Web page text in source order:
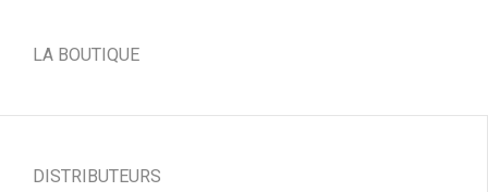
LA BOUTIQUE
DISTRIBUTEURS